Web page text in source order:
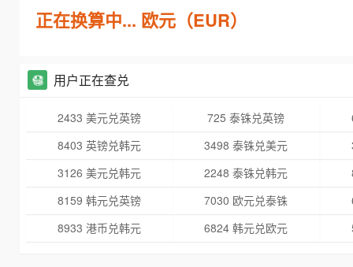
正在换算中... 欧元（EUR）
用户正在查兑
2433 美元兑英镑 725 泰铢兑英镑
8403 英镑兑韩元
3498 泰铢兑美元
3126 美元兑韩元
2248 泰铢兑韩元
8159 韩元兑英镑
7030 欧元兑泰铢
8933 港币兑韩元
6824 韩元兑欧元